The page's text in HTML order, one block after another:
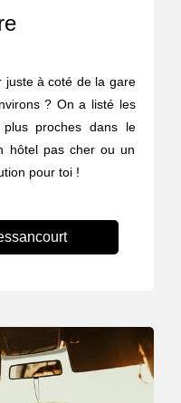
juste à coté de la gare
? On a listé les
plus proches dans le
hôtel pas cher ou un
pour toi !